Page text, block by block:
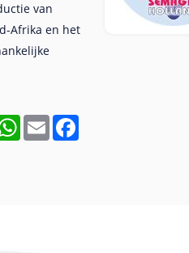
van
Afrika en het
WhatsApp
Email